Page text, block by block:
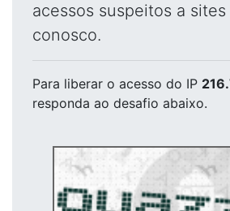
acessos suspeitos a
conosco.
Para liberar o acesso do IP
responda ao desafio abaixo.